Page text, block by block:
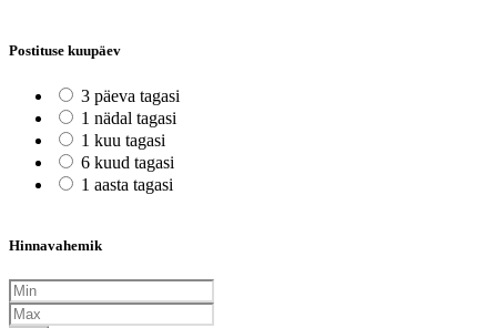
Postituse kuupäev
3 päeva tagasi
1 nädal tagasi
1 kuu tagasi
6 kuud tagasi
1 aasta tagasi
Hinnavahemik